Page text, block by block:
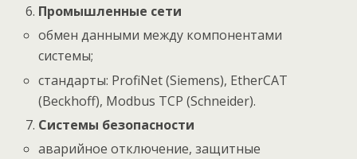
Промышленные сети
обмен данными между компонентами
системы;
стандарты: ProfiNet (Siemens), EtherCAT
(Beckhoff), Modbus TCP (Schneider).
Системы безопасности
аварийное отключение, защитные